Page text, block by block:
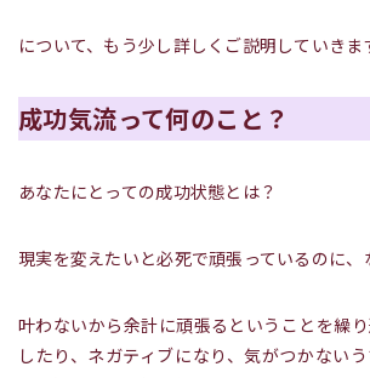
について、もう少し詳しくご説明していきま
成功気流って何のこと？
あなたにとっての成功状態とは？
現実を変えたいと必死で頑張っているのに、
叶わないから余計に頑張るということを繰
したり、ネガティブになり、気がつかない